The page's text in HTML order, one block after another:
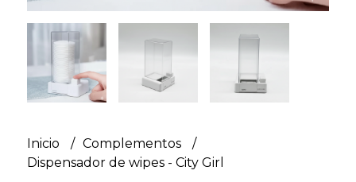
Inicio
Complementos
Dispensador de wipes - City Girl